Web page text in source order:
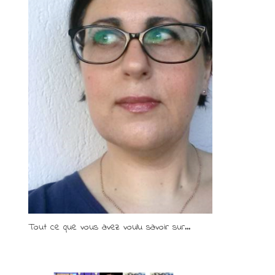
Tout ce que vous avez voulu savoir sur...